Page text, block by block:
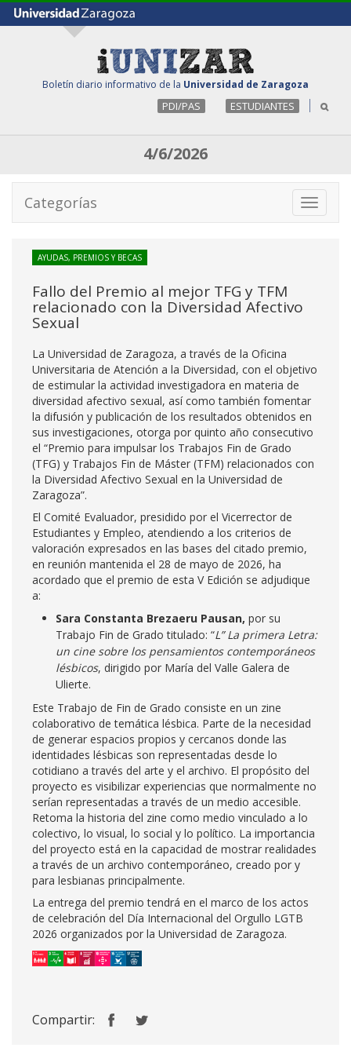
Boletín diario informativo de la Universidad de Zaragoza
PDI/PAS ESTUDIANTES
4/6/2026
Toggle
Categorías
AYUDAS, PREMIOS Y BECAS
Fallo del Premio al mejor TFG y TFM
relacionado con la Diversidad Afectivo
Sexual
La Universidad de Zaragoza, a través de la Oficina
Universitaria de Atención a la Diversidad, con el objetivo
de estimular la actividad investigadora en materia de
diversidad afectivo sexual, así como también fomentar
la difusión y publicación de los resultados obtenidos en
sus investigaciones, otorga por quinto año consecutivo
el “Premio para impulsar los Trabajos Fin de Grado
(TFG) y Trabajos Fin de Máster (TFM) relacionados con
la Diversidad Afectivo Sexual en la Universidad de
Zaragoza”.
El Comité Evaluador, presidido por el Vicerrector de
Estudiantes y Empleo, atendiendo a los criterios de
valoración expresados en las bases del citado premio,
en reunión mantenida el 28 de mayo de 2026, ha
acordado que el premio de esta V Edición se adjudique
a:
Sara Constanta Brezaeru Pausan, por su
Trabajo Fin de Grado titulado: “L” La primera Letra:
un cine sobre los pensamientos contemporáneos
lésbicos, dirigido por María del Valle Galera de
Ulierte.
Este Trabajo de Fin de Grado consiste en un zine
colaborativo de temática lésbica. Parte de la necesidad
de generar espacios propios y cercanos donde las
identidades lésbicas son representadas desde lo
cotidiano a través del arte y el archivo. El propósito del
proyecto es visibilizar experiencias que normalmente no
serían representadas a través de un medio accesible.
Retoma la historia del zine como medio vinculado a lo
colectivo, lo visual, lo social y lo político. La importancia
del proyecto está en la capacidad de mostrar realidades
a través de un archivo contemporáneo, creado por y
para lesbianas principalmente.
La entrega del premio tendrá en el marco de los actos
de celebración del Día Internacional del Orgullo LGTB
2026 organizados por la Universidad de Zaragoza.
Compartir: